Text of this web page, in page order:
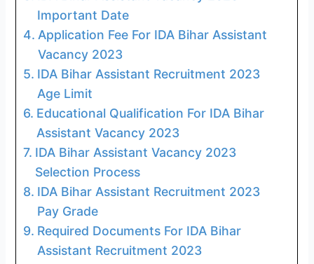
Important Date
Application Fee For IDA Bihar Assistant
Vacancy 2023
IDA Bihar Assistant Recruitment 2023
Age Limit
Educational Qualification For IDA Bihar
Assistant Vacancy 2023
IDA Bihar Assistant Vacancy 2023
Selection Process
IDA Bihar Assistant Recruitment 2023
Pay Grade
Required Documents For IDA Bihar
Assistant Recruitment 2023